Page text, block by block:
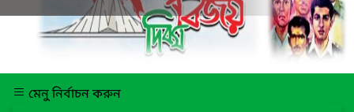
মেনু নির্বাচন করুন